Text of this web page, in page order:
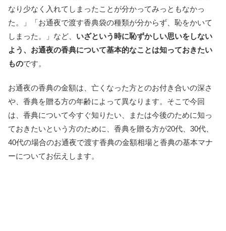
なり少なく入れてしまったことが分かってみっともなかっ
た。」「お通夜で渡す香典袋の種類が分からず、恥をかいて
しまった。」など、 いざという時に恥ずかしい思いをしない
よう、お通夜の香典について基本的なことは知っておきたい
ものです。
お通夜の香典の金額は、亡くなった方とのお付き合いの深さ
や、香典を贈る方の年齢によって異なります。そこで今回
は、香典について今すぐ知りたい、または今後のために知っ
ておきたいという方のために、香典を贈る方が20代、30代、
40代の場合のお通夜で渡す香典の金額相場と香典の基本マナ
ーについてお伝えします。